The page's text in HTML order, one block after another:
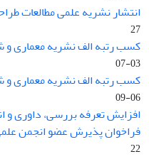
انتشار نشریه علمی مطالعات
27
کسب رتبه الف نشریه معماری و
03-07
کسب رتبه الف نشریه معماری و
06-09
افزایش تعرفه بررسی، داوری و
فراخوان پذیرش عضو انجمن
22